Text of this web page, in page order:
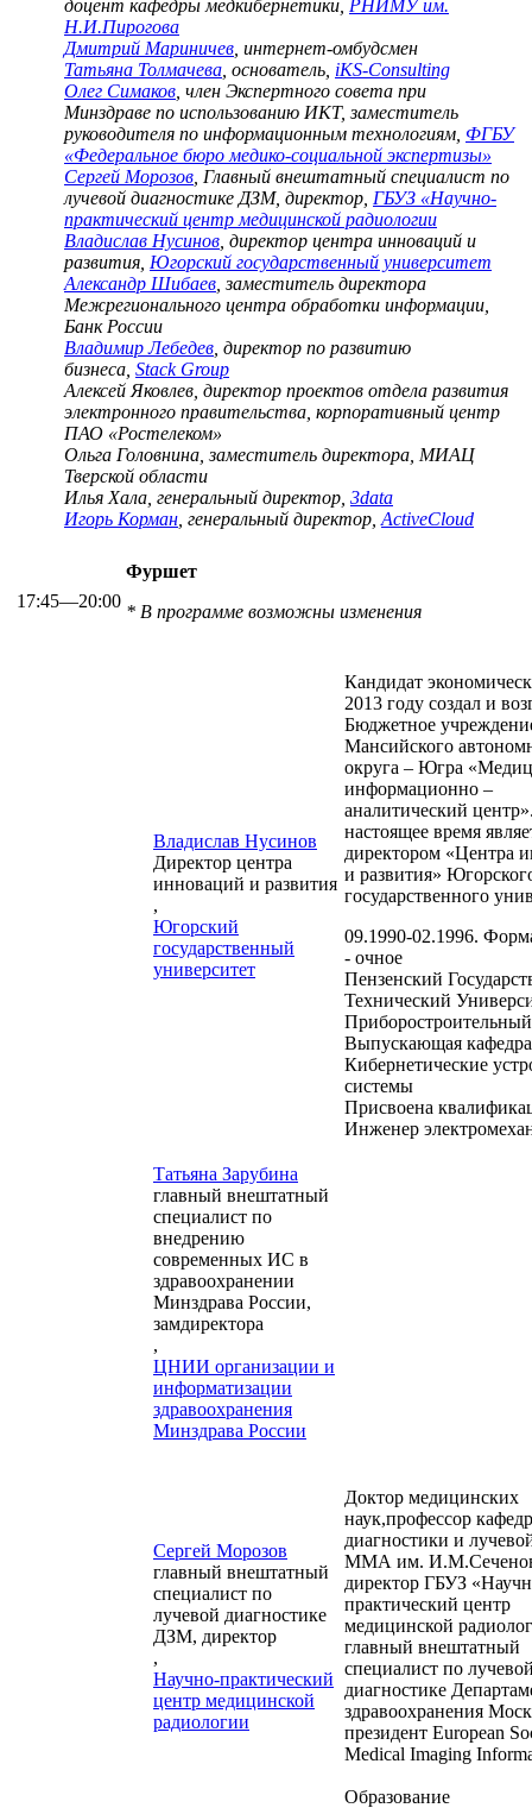
доцент кафедры медкибернетики, РНИМУ им.
Н.И.Пирогова
Дмитрий Мариничев , интернет-омбудсмен
Татьяна Толмачева , основатель, iKS-Consulting
Олег Симаков , член Экспертного совета при
Минздраве по использованию ИКТ, заместитель
руководителя по информационным технологиям, ФГБУ
«Федеральное бюро медико-социальной экспертизы»
Сергей Морозов , Главный внештатный специалист по
лучевой диагностике ДЗМ, директор, ГБУЗ «Научно-
практический центр медицинской радиологии
Владислав Нусинов , директор центра инноваций и
развития, Югорский государственный университет
Александр Шибаев , заместитель директора
Межрегионального центра обработки информации,
Банк России
Владимир Лебедев , директор по развитию
бизнеса, Stack Group
Алексей Яковлев, директор проектов отдела развития
электронного правительства, корпоративный центр
ПАО «Ростелеком»
Ольга Головнина, заместитель директора, МИАЦ
Тверской области
Илья Хала, генеральный директор, 3data
Игорь Корман , генеральный директор, ActiveCloud
17:45—20:00
Фуршет
* В программе возможны изменения
Владислав Нусинов
Директор центра
инноваций и развития
,
Югорский
государственный
университет
Кандидат
2013 году создал и
Бюджетное
Мансийского
округа – Югра
информационно –
аналитический
настоящее время
директором «Центра
и развития»
государственного
09.1990-02.1996.
- очное
Пензенский
Технический
Приборостроительный
Выпускающая
Кибернетические
системы
Присвоена
Инженер
Татьяна Зарубина
главный внештатный
специалист по
внедрению
современных ИС в
здравоохранении
Минздрава России,
замдиректора
,
ЦНИИ организации и
информатизации
здравоохранения
Минздрава России
Сергей Морозов
главный внештатный
специалист по
лучевой диагностике
ДЗМ, директор
,
Научно-практический
центр медицинской
радиологии
Доктор медицинских
наук,профессор
диагностики и
ММА им.
директор ГБУЗ
практический центр
медицинской
главный внештатный
специалист по
диагностике
здравоохранения
президент European
Medical Imaging
Образование